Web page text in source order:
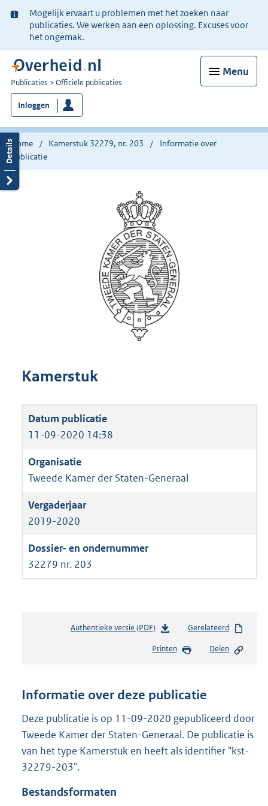
Ter
informatie:
Mogelijk ervaart u problemen met het zoeken naar
publicaties. We werken aan een oplossing. Excuses voor
het ongemak.
Menu
U
bent
nu
hier:
Publicaties Officiële publicaties
Inloggen
Home Kamerstuk 32279, nr. 203
Informatie over
publicatie
Kamerstuk
11-09-2020 14:38
Tweede Kamer der Staten-Generaal
2019-2020
32279 nr. 203
Authentieke versie (PDF)b
s
n
s
r
o
Gerelateerd
Printen Delen
Informatie over deze publicatie
Deze publicatie is op 11-09-2020 gepubliceerd door
Tweede Kamer der Staten-Generaal. De publicatie is
van het type Kamerstuk en heeft als identifier "kst-
32279-203".
Bestandsformaten